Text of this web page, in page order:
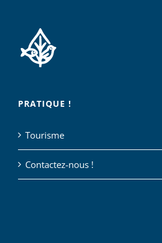
PRATIQUE !
Tourisme
Contactez-nous !